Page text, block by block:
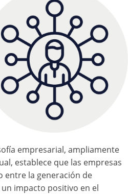
empresarial, ampliamente
establece que las empresas
entre la generación de
impacto positivo en el